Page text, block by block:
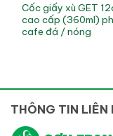
Cốc giấy xù GET
cao cấp (360ml)
cafe đá / nóng
THÔNG TIN LIÊN